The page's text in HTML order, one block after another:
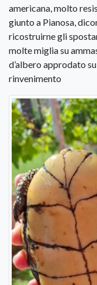
americana, molto
giunto a Pianosa,
ricostruirne gli
molte miglia su
d’albero approdato
rinvenimento